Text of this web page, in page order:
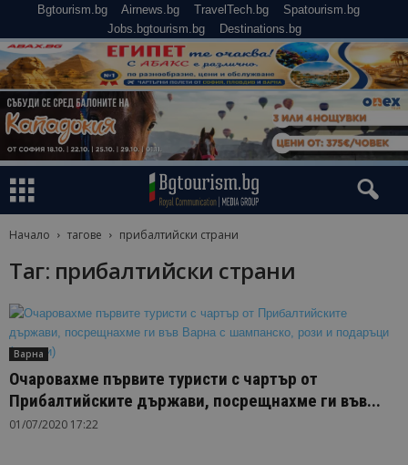
Bgtourism.bg Airnews.bg TravelTech.bg
Spatourism.bg
Jobs.bgtourism.bg
Destinations.bg
Начало тагове прибалтийски страни
Таг: прибалтийски страни
Варна
Очаровахме първите туристи с чартър от
Прибалтийските държави, посрещнахме ги във...
01/07/2020 17:22